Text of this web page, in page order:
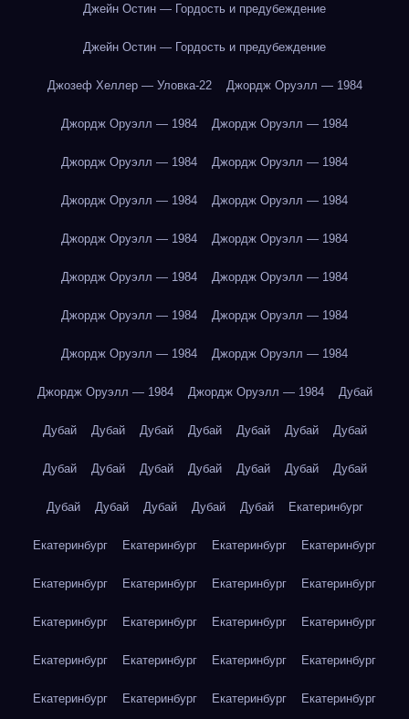
Джейн Остин — Гордость и предубеждение
Джейн Остин — Гордость и предубеждение
Джозеф Хеллер — Уловка-22 Джордж Оруэлл — 1984
Джордж Оруэлл — 1984 Джордж Оруэлл — 1984
Джордж Оруэлл — 1984 Джордж Оруэлл — 1984
Джордж Оруэлл — 1984 Джордж Оруэлл — 1984
Джордж Оруэлл — 1984 Джордж Оруэлл — 1984
Джордж Оруэлл — 1984 Джордж Оруэлл — 1984
Джордж Оруэлл — 1984 Джордж Оруэлл — 1984
Джордж Оруэлл — 1984 Джордж Оруэлл — 1984
Джордж Оруэлл — 1984 Джордж Оруэлл — 1984 Дубай
Дубай Дубай Дубай Дубай Дубай Дубай Дубай
Дубай Дубай Дубай Дубай Дубай Дубай Дубай
Дубай Дубай Дубай Дубай Дубай Екатеринбург
Екатеринбург Екатеринбург Екатеринбург Екатеринбург
Екатеринбург Екатеринбург Екатеринбург Екатеринбург
Екатеринбург Екатеринбург Екатеринбург Екатеринбург
Екатеринбург Екатеринбург Екатеринбург Екатеринбург
Екатеринбург Екатеринбург Екатеринбург Екатеринбург